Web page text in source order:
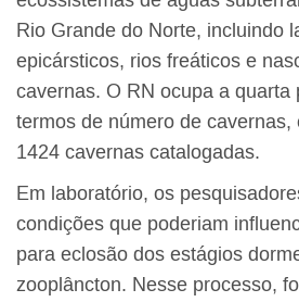
Rio Grande do Norte, incluindo
epicársticos, rios freáticos e
cavernas. O RN ocupa a quarta
termos de número de cavernas,
1424 cavernas catalogadas.
Em laboratório, os
condições que poderiam
para eclosão dos estágios
zooplâncton. Nesse processo,